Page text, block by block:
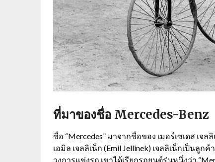
ที่มาของชื่อ Mercedes-Benz
ชื่อ “Mercedes” มาจากชื่อของ เมอร์เซเดส เจลลิ
เอมิล เจลลิเน็ก (Emil Jellinek) เจลลิเน็กเป็นลูก
วงการแข่งรถ เขาได้เรียกรถยนต์รุ่นหนึ่งว่า “